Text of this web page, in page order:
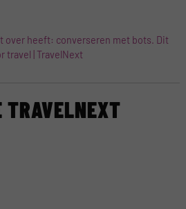
over heeft: converseren met bots. Dit
travel | TravelNext
TRAVELNEXT